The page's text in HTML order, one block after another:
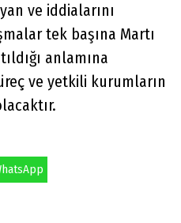
ve iddialarını
tek başına Martı
anlamına
ve yetkili kurumların